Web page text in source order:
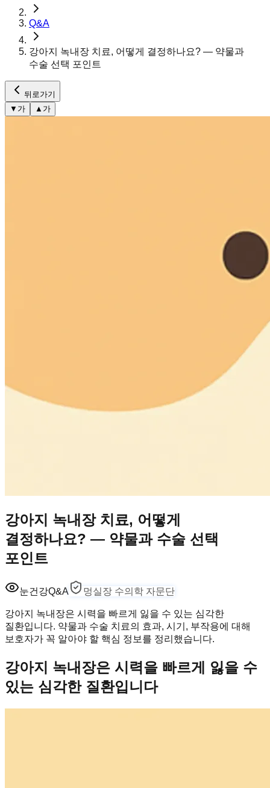
Q&A
강아지 녹내장 치료, 어떻게 결정하나요? — 약물과
수술 선택 포인트
뒤로가기
▼ 가 ▲ 가
강아지 녹내장 치료, 어떻게
결정하나요? — 약물과 수술 선택
포인트
눈건강Q&A 멍실장 수의학 자문단
강아지 녹내장은 시력을 빠르게 잃을 수 있는 심각한
질환입니다. 약물과 수술 치료의 효과, 시기, 부작용에 대해
보호자가 꼭 알아야 할 핵심 정보를 정리했습니다.
강아지 녹내장은 시력을 빠르게 잃을 수
있는 심각한 질환입니다